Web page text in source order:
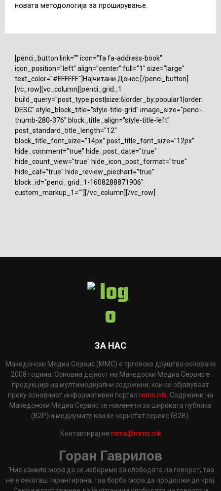
новата методологија за проширување.
[penci_button link="" icon="fa fa-address-book"
icon_position="left" align="center" full="1" size="large"
text_color="#FFFFFF"]Најчитани Денес [/penci_button]
[vc_row][vc_column][penci_grid_1
build_query="post_type:post|size:6|order_by:popular1|order:
DESC" style_block_title="style-title-grid" image_size="penci-
thumb-280-376" block_title_align="style-title-left"
post_standard_title_length="12"
block_title_font_size="14px" post_title_font_size="12px"
hide_comment="true" hide_post_date="true"
hide_count_view="true" hide_icon_post_format="true"
hide_cat="true" hide_review_piechart="true"
block_id="penci_grid_1-1608288871906"
custom_markup_1=""][/vc_column][/vc_row]
ЗА НАС
Македонски Медиа Сервис (ММС) е трговско друштво основано
2008 година. Основна дејност на Македоски Медиа Сервис е
продукција на мултимедијални содржини, кои се објавуваат
преку основниот информативен портал mms.mk . Содржини на
Македонски Медиа Сервис се наменети за широката публика
(B2P) и медиумите кои ќе користат сервис (B2B).
Контактирај не mms@mms.mk
Горан Гаврилов
"Ние самите мора да се избориме за слободата на говорот, таа
не е секогаш гарантирана, таа борба мора да продолжи до крај.